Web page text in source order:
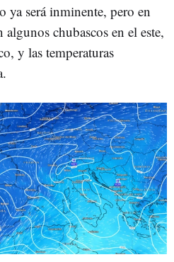
ya será inminente, pero en
algunos chubascos en el este,
y las temperaturas